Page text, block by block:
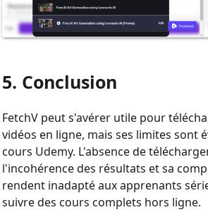
5. Conclusion
FetchV peut s'avérer utile pour
vidéos en ligne, mais ses limites sont
cours Udemy. L'absence de
l'incohérence des résultats et sa
rendent inadapté aux apprenants
suivre des cours complets hors ligne.